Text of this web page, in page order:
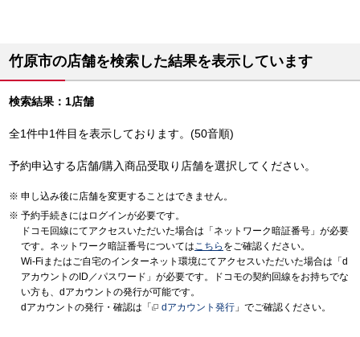
竹原市の店舗を検索した結果を表示しています
検索結果：1店舗
全1件中1件目を表示しております。(50音順)
予約申込する店舗/購入商品受取り店舗を選択してください。
申し込み後に店舗を変更することはできません。
予約手続きにはログインが必要です。
ドコモ回線にてアクセスいただいた場合は「ネットワーク暗証番号」が必要
です。ネットワーク暗証番号についてはこちら をご確認ください。
Wi-Fiまたはご自宅のインターネット環境にてアクセスいただいた場合は「d
アカウントのID／パスワード」が必要です。ドコモの契約回線をお持ちでな
い方も、dアカウントの発行が可能です。
dアカウントの発行・確認は「
dアカウント発行 」でご確認ください。